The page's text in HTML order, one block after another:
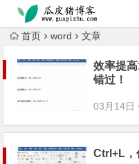
跳转到主内容
首页 word 文章
效率提
错过！
03月14日
Ctrl+L，